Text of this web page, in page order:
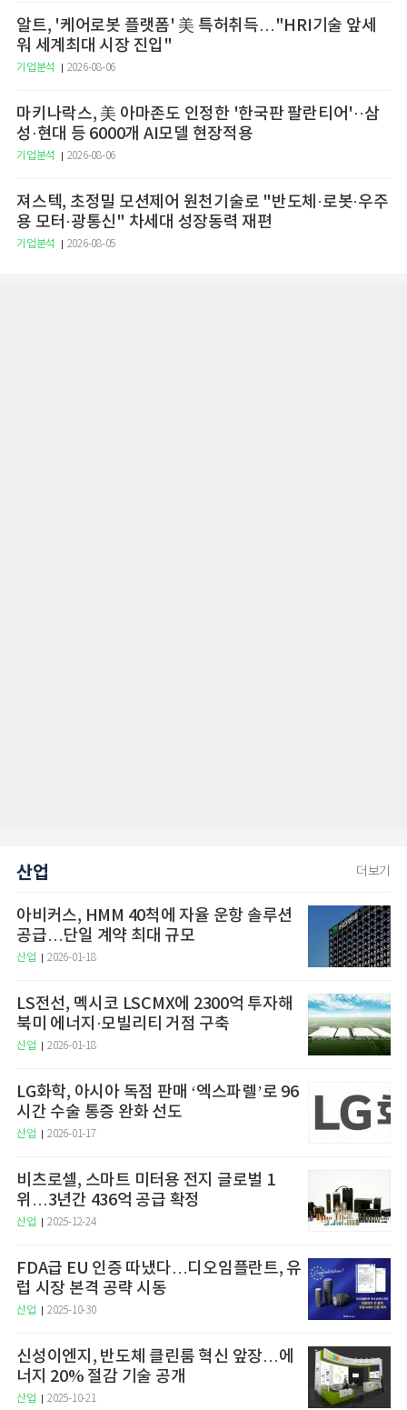
알트, '케어로봇 플랫폼' 美 특허취득…"HRI기술 앞세
워 세계최대 시장 진입"
기업분석 2026-08-06
마키나락스, 美 아마존도 인정한 '한국판 팔란티어'··삼
성·현대 등 6000개 AI모델 현장적용
기업분석 2026-08-06
져스텍, 초정밀 모션제어 원천기술로 "반도체·로봇·우주
용 모터·광통신" 차세대 성장동력 재편
기업분석 2026-08-05
산업 더보기
아비커스, HMM 40척에 자율 운항 솔루션
공급…단일 계약 최대 규모
산업 2026-01-18
LS전선, 멕시코 LSCMX에 2300억 투자해
북미 에너지·모빌리티 거점 구축
산업 2026-01-18
LG화학, 아시아 독점 판매 ‘엑스파렐’로 96
시간 수술 통증 완화 선도
산업 2026-01-17
비츠로셀, 스마트 미터용 전지 글로벌 1
위…3년간 436억 공급 확정
산업 2025-12-24
FDA급 EU 인증 따냈다…디오임플란트, 유
럽 시장 본격 공략 시동
산업 2025-10-30
신성이엔지, 반도체 클린룸 혁신 앞장…에
너지 20% 절감 기술 공개
산업 2025-10-21